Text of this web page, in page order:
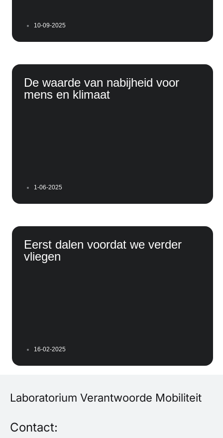
10-09-2025
De waarde van nabijheid voor
mens en klimaat
1-06-2025
Eerst dalen voordat we verder
vliegen
16-02-2025
Laboratorium Verantwoorde Mobiliteit
Contact: